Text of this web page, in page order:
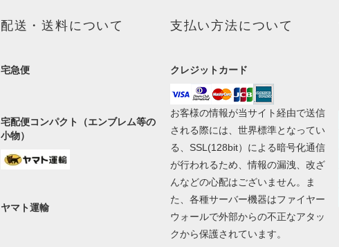
配送・送料について
宅急便
宅配便コンパクト（エンブレム等の
小物）
ヤマト運輸
支払い方法について
クレジットカード
お客様の情報が当サイト経由で送信
される際には、世界標準となってい
る、SSL(128bit）による暗号化通信
が行われるため、情報の漏洩、改ざ
んなどの心配はございません。ま
た、各種サーバー機器はファイヤー
ウォールで外部からの不正なアタッ
クから保護されています。